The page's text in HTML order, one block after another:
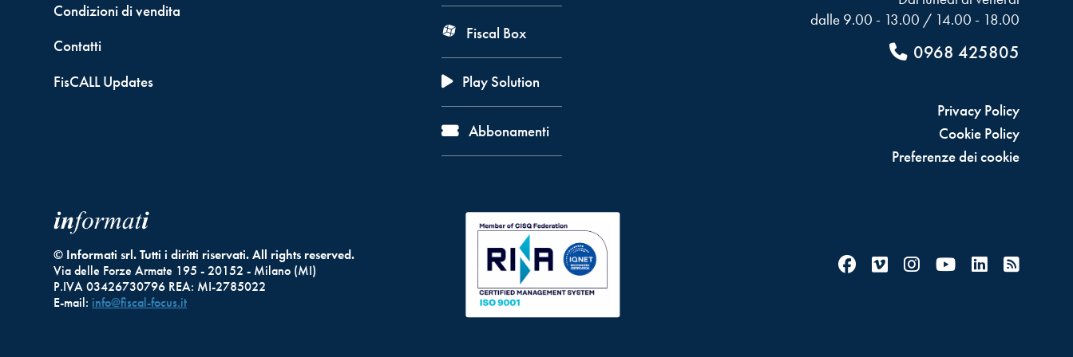
Condizioni di vendita
Contatti
FisCALL Updates
Fiscal Box
Play Solution
Abbonamenti
dalle 9.00 - 13.00 / 14.00 - 18.00
0968 425805
Privacy Policy
Cookie Policy
Preferenze dei cookie
© Informati srl. Tutti i diritti riservati. All rights reserved.
Via delle Forze Armate 195 - 20152 - Milano (MI)
P.IVA 03426730796 REA: MI-2785022
E-mail: info@fiscal-focus.it